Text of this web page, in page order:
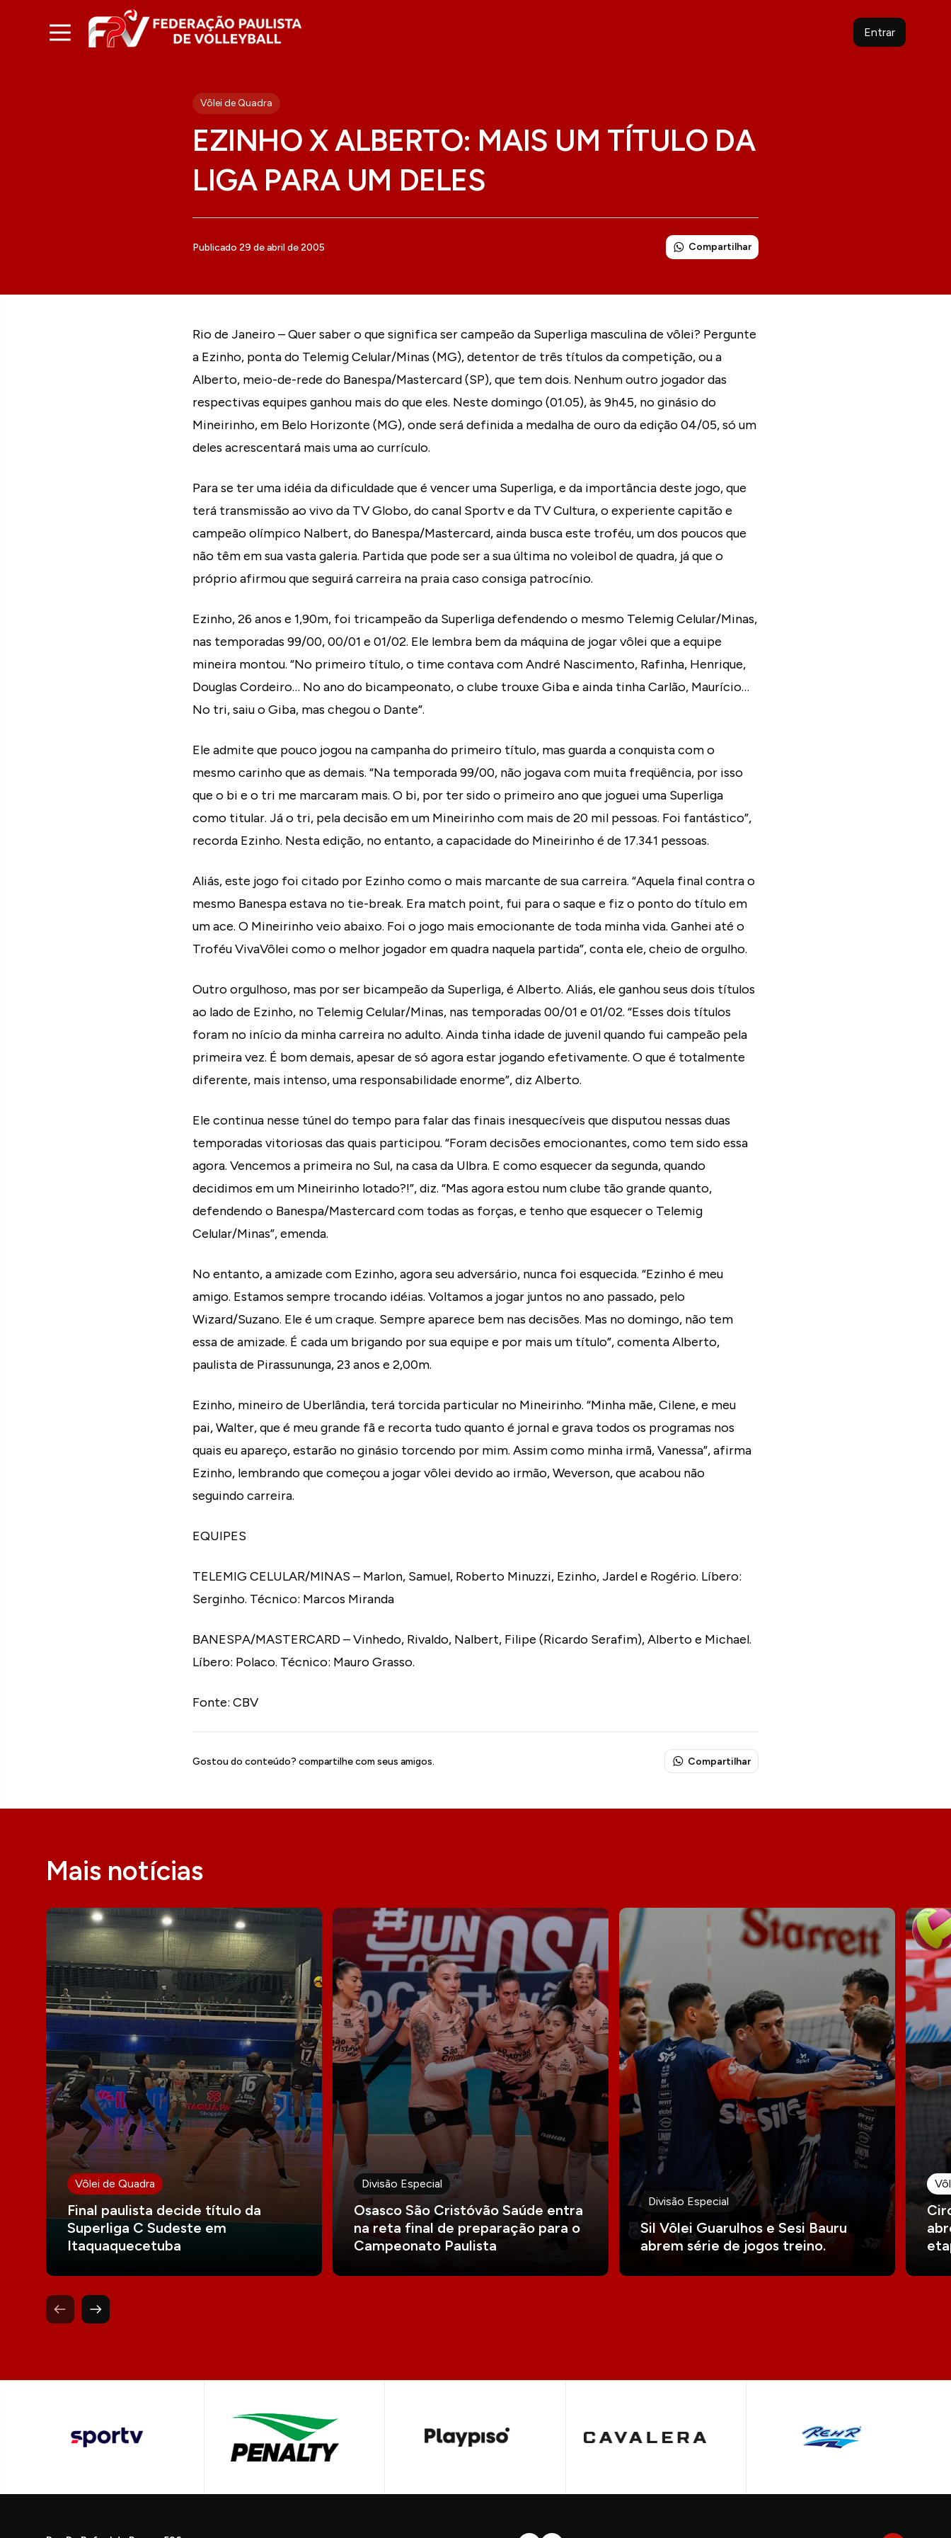
Entrar
Vôlei de Quadra
EZINHO X ALBERTO: MAIS UM TÍTULO DA
LIGA PARA UM DELES
Publicado 29 de abril de 2005 Compartilhar
Rio de Janeiro – Quer saber o que significa ser campeão da Superliga masculina de vôlei? Pergunte
a Ezinho, ponta do Telemig Celular/Minas (MG), detentor de três títulos da competição, ou a
Alberto, meio-de-rede do Banespa/Mastercard (SP), que tem dois. Nenhum outro jogador das
respectivas equipes ganhou mais do que eles. Neste domingo (01.05), às 9h45, no ginásio do
Mineirinho, em Belo Horizonte (MG), onde será definida a medalha de ouro da edição 04/05, só um
deles acrescentará mais uma ao currículo.
Para se ter uma idéia da dificuldade que é vencer uma Superliga, e da importância deste jogo, que
terá transmissão ao vivo da TV Globo, do canal Sportv e da TV Cultura, o experiente capitão e
campeão olímpico Nalbert, do Banespa/Mastercard, ainda busca este troféu, um dos poucos que
não têm em sua vasta galeria. Partida que pode ser a sua última no voleibol de quadra, já que o
próprio afirmou que seguirá carreira na praia caso consiga patrocínio.
Ezinho, 26 anos e 1,90m, foi tricampeão da Superliga defendendo o mesmo Telemig Celular/Minas,
nas temporadas 99/00, 00/01 e 01/02. Ele lembra bem da máquina de jogar vôlei que a equipe
mineira montou. “No primeiro título, o time contava com André Nascimento, Rafinha, Henrique,
Douglas Cordeiro… No ano do bicampeonato, o clube trouxe Giba e ainda tinha Carlão, Maurício…
No tri, saiu o Giba, mas chegou o Dante”.
Ele admite que pouco jogou na campanha do primeiro título, mas guarda a conquista com o
mesmo carinho que as demais. “Na temporada 99/00, não jogava com muita freqüência, por isso
que o bi e o tri me marcaram mais. O bi, por ter sido o primeiro ano que joguei uma Superliga
como titular. Já o tri, pela decisão em um Mineirinho com mais de 20 mil pessoas. Foi fantástico”,
recorda Ezinho. Nesta edição, no entanto, a capacidade do Mineirinho é de 17.341 pessoas.
Aliás, este jogo foi citado por Ezinho como o mais marcante de sua carreira. “Aquela final contra o
mesmo Banespa estava no tie-break. Era match point, fui para o saque e fiz o ponto do título em
um ace. O Mineirinho veio abaixo. Foi o jogo mais emocionante de toda minha vida. Ganhei até o
Troféu VivaVôlei como o melhor jogador em quadra naquela partida”, conta ele, cheio de orgulho.
Outro orgulhoso, mas por ser bicampeão da Superliga, é Alberto. Aliás, ele ganhou seus dois títulos
ao lado de Ezinho, no Telemig Celular/Minas, nas temporadas 00/01 e 01/02. “Esses dois títulos
foram no início da minha carreira no adulto. Ainda tinha idade de juvenil quando fui campeão pela
primeira vez. É bom demais, apesar de só agora estar jogando efetivamente. O que é totalmente
diferente, mais intenso, uma responsabilidade enorme”, diz Alberto.
Ele continua nesse túnel do tempo para falar das finais inesquecíveis que disputou nessas duas
temporadas vitoriosas das quais participou. “Foram decisões emocionantes, como tem sido essa
agora. Vencemos a primeira no Sul, na casa da Ulbra. E como esquecer da segunda, quando
decidimos em um Mineirinho lotado?!”, diz. “Mas agora estou num clube tão grande quanto,
defendendo o Banespa/Mastercard com todas as forças, e tenho que esquecer o Telemig
Celular/Minas”, emenda.
No entanto, a amizade com Ezinho, agora seu adversário, nunca foi esquecida. “Ezinho é meu
amigo. Estamos sempre trocando idéias. Voltamos a jogar juntos no ano passado, pelo
Wizard/Suzano. Ele é um craque. Sempre aparece bem nas decisões. Mas no domingo, não tem
essa de amizade. É cada um brigando por sua equipe e por mais um título”, comenta Alberto,
paulista de Pirassununga, 23 anos e 2,00m.
Ezinho, mineiro de Uberlândia, terá torcida particular no Mineirinho. “Minha mãe, Cilene, e meu
pai, Walter, que é meu grande fã e recorta tudo quanto é jornal e grava todos os programas nos
quais eu apareço, estarão no ginásio torcendo por mim. Assim como minha irmã, Vanessa”, afirma
Ezinho, lembrando que começou a jogar vôlei devido ao irmão, Weverson, que acabou não
seguindo carreira.
EQUIPES
TELEMIG CELULAR/MINAS – Marlon, Samuel, Roberto Minuzzi, Ezinho, Jardel e Rogério. Líbero:
Serginho. Técnico: Marcos Miranda
BANESPA/MASTERCARD – Vinhedo, Rivaldo, Nalbert, Filipe (Ricardo Serafim), Alberto e Michael.
Líbero: Polaco. Técnico: Mauro Grasso.
Fonte: CBV
Gostou do conteúdo? compartilhe com seus amigos. Compartilhar
Mais notícias
Vôlei de Quadra
Final paulista decide título da
Superliga C Sudeste em
Itaquaquecetuba
Divisão Especial
Osasco São Cristóvão Saúde entra
na reta final de preparação para o
Campeonato Paulista
Divisão Especial
Sil Vôlei Guarulhos e Sesi Bauru
abrem série de jogos treino.